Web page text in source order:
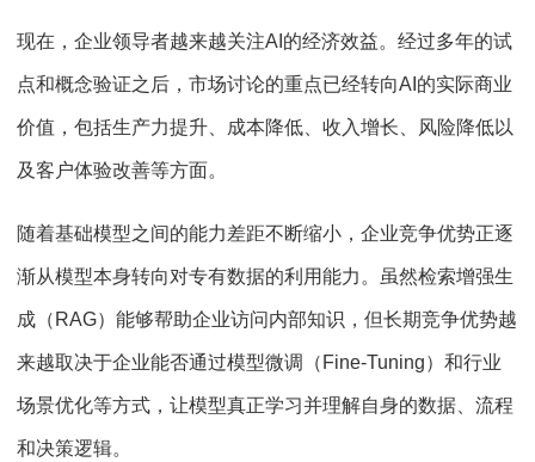
现在，企业领导者越来越关注AI的经济效益。经过多年的试
点和概念验证之后，市场讨论的重点已经转向AI的实际商业
价值，包括生产力提升、成本降低、收入增长、风险降低以
及客户体验改善等方面。
随着基础模型之间的能力差距不断缩小，企业竞争优势正逐
渐从模型本身转向对专有数据的利用能力。虽然检索增强生
成（RAG）能够帮助企业访问内部知识，但长期竞争优势越
来越取决于企业能否通过模型微调（Fine-Tuning）和行业
场景优化等方式，让模型真正学习并理解自身的数据、流程
和决策逻辑。